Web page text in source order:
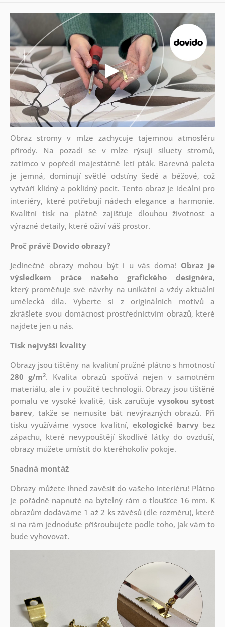
Obraz stromy v mlze zachycuje tajemnou atmosféru
přírody. Na pozadí se v mlze rýsují siluety stromů,
zatímco v popředí majestátně letí pták. Barevná paleta
je jemná, dominují světlé odstíny šedé a béžové, což
vytváří klidný a poklidný pocit. Tento obraz je ideální pro
interiéry, které potřebují nádech elegance a harmonie.
Kvalitní tisk na plátně zajišťuje dlouhou životnost a
výrazné detaily, které oživí váš prostor.
Proč právě Dovido obrazy?
Jedinečné obrazy mohou být i u vás doma! Obraz je
výsledkem práce našeho grafického designéra,
který proměňuje své návrhy na unikátní a vždy aktuální
umělecká díla. Vyberte si z originálních motivů a
zkrášlete svou domácnost prostřednictvím obrazů, které
najdete jen u nás.
Tisk nejvyšší kvality
Obrazy jsou tištěny na kvalitní pružné plátno s hmotností
280 g/m2. Kvalita obrazů spočívá nejen v samotném
materiálu, ale i v použité technologii. Obrazy jsou tištěné
pomalu ve vysoké kvalitě, tisk zaručuje vysokou sytost
barev, takže se nemusíte bát nevýrazných obrazů. Při
tisku využíváme vysoce kvalitní,ekologické barvybez
zápachu, které nevypouštějí škodlivé látky do ovzduší,
obrazy můžete umístit do kteréhokoliv pokoje.
Snadná montáž
Obrazy můžete ihned zavěsit do vašeho interiéru! Plátno
je pořádně napnuté na bytelný rám o tloušťce 16 mm. K
obrazům dodáváme 1 až 2 ks závěsů (dle rozměru), které
si na rám jednoduše přišroubujete podle toho, jak vám to
bude vyhovovat.